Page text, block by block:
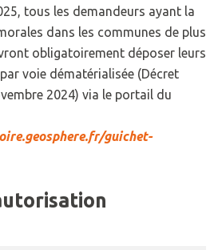
tous les demandeurs ayant la
dans les communes de plus
obligatoirement déposer leurs
voie dématérialisée (Décret
2024) via le portail du
guichet-